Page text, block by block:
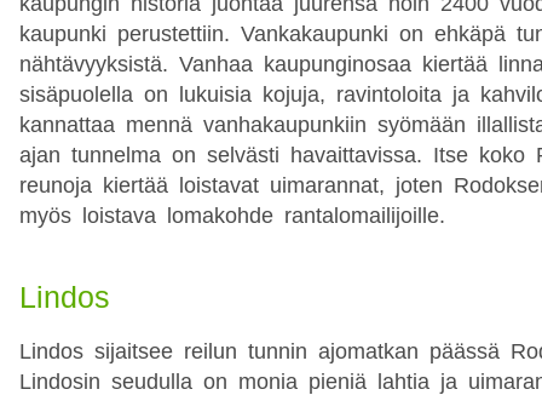
kaupunki perustettiin. Vankakaupunki on ehkäpä
nähtävyyksistä. Vanhaa kaupunginosaa kiertää
sisäpuolella on lukuisia kojuja, ravintoloita ja
kannattaa mennä vanhakaupunkiin syömään
ajan tunnelma on selvästi havaittavissa. Itse koko
reunoja kiertää loistavat uimarannat, joten
myös loistava lomakohde rantalomailijoille.
Lindos
Lindos sijaitsee reilun tunnin ajomatkan päässä
Lindosin seudulla on monia pieniä lahtia ja